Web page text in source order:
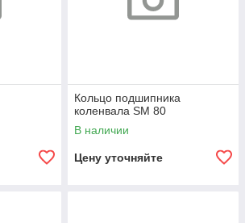
Кольцо подшипника
коленвала SM 80
В наличии
Цену уточняйте